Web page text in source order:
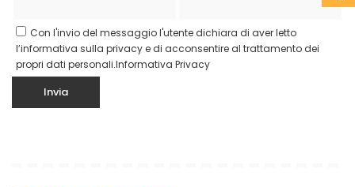
Con l'invio del messaggio l'utente dichiara di aver letto
l’informativa sulla privacy e di acconsentire al trattamento dei
propri dati personali.Informativa Privacy